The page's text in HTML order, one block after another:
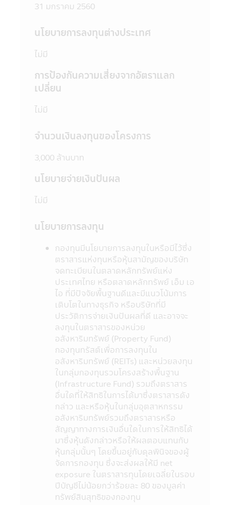
บริษัทจัดการลงทุนในหลักทรัพย์ หรือทรัพย์สิน
กรรมการ ก.ล.ต. กำหนด ทั้งนี้ผู้ที่สนใจจะลงทุน
จัดการในรายละเอียด สามารถขอดูข้อมูลได้ที่
บริษัทจัดการ ผู้สนับสนุนการขายที่ได้รับการแต่ง
ตั้งจากบริษัทจัดการทุกแห่ง และสำนักงานคณะ
กรรมการ ก.ล.ต.
กลุ่มอุตสาหกรรมใดอุตสาหกรรมหนึ่งหรือ
ในหนังสือชี้ชวนให้เข้าใจก่อนตัดสินใจลงทุน
ได้รับชำระเงินค่าขายคืนหน่วยลงทุนภายในระยะ
ลงทุนได้ตามที่มีคำสั่งไว้ หรืออาจได้รับชำระเงิน
กำหนดไว้ในหนังสือชี้ชวน
สินทรัพย์สภาพคล่องได้ตามที่สำนักงานคณะ
ขายคืนหน่วยลงทุนได้ตามที่มีคำสั่งไว้
8. ผู้ลงทุนสามารถตรวจดูข้อมูลที่อาจมีผลต่อ
การตัดสินใจลงทุน เช่น การทำธุรกรรมกับ
บุคคลที่เกี่ยวข้อง (Connected Person) และ
การลงทุนตามอัตราส่วนที่กำหนดใน
วัตถุประสงค์การลงทุน เป็นต้น ได้ที่สำนักงาน
คณะกรรมการ ก.ล.ต. หรือโดยผ่านเครือข่าย
Internet ของสำนักงานคณะกรรมการ ก.ล.ต.
http://www.sec.or.th
9. กองทุนรวมเป็นนิติบุคคลแยกต่างหากจาก
บริษัทจัดการ ดังนั้นบริษัทจัดการจึงไม่มีภาระ
ผูกพันในการชดเชยผลขาดทุนของกองทุนรวม
ทั้งนี้ ผลการดำเนินงานของกองทุนรวม ไม่ได้ขึ้น
อยู่กับสถานะทางการเงินหรือผลการดำเนินงาน
ของบริษัทจัดการ
10. การลงทุนในกองทุนรวมใดๆ ที่มีรายชื่อ
ปรากฏในแอปพลิเคชันผ่านโทรศัพท์มือถือนี้อยู่
ภายใต้การควบคุมของกฎหมายไทยรวมถึงกฎ
ระเบียบ และข้อบังคับต่างๆ ที่กำหนดไว้ตามพระ
ราชบัญญัติหลักทรัพย์ และตลาดหลักทรัพย์
พ.ศ. 2535 (ที่แก้ไขเพิ่มเติม)
11. ข้อมูลในแอปพลิเคชันผ่านโทรศัพท์มือถือ
นี้เป็นข้อมูลทั่วไป ไม่ใช่คำแนะนำหรือความเห็น
31 มกราคม 2560
นโยบายการลงทุนต่างประเทศ
ไม่มี
การป้องกันความเสี่ยงจากอัตราแลก
เปลี่ยน
ไม่มี
จำนวนเงินลงทุนของโครงการ
3,000 ล้านบาท
นโยบายจ่ายเงินปันผล
ไม่มี
นโยบายการลงทุน
กองทุนมีนโยบายการลงทุนในหรือมีไว้ซึ่ง
ตราสารแห่งทุนหรือหุ้นสามัญของบริษัท
จดทะเบียนในตลาดหลักทรัพย์แห่ง
ประเทศไทย หรือตลาดหลักทรัพย์ เอ็ม เอ
ไอ ที่มีปัจจัยพื้นฐานดีและมีแนวโน้มการ
เติบโตในทางธุรกิจ หรือบริษัทที่มี
ประวัติการจ่ายเงินปันผลที่ดี และอาจจะ
ลงทุนในตราสารของหน่วย
อสังหาริมทรัพย์ (Property Fund)
กองทุนทรัสต์เพื่อการลงทุนใน
อสังหาริมทรัพย์ (REITs) และหน่วยลงทุน
ในกลุ่มกองทุนรวมโครงสร้างพื้นฐาน
(Infrastructure Fund) รวมถึงตราสาร
อื่นใดที่ให้สิทธิในการได้มาซึ่งตราสารดัง
กล่าว และหรือหุ้นในกลุ่มอุตสาหกรรม
อสังหาริมทรัพย์รวมถึงตราสารหรือ
สัญญาทางการเงินอื่นใดในการให้สิทธิได้
มาซึ่งหุ้นดังกล่าวหรือให้ผลตอบแทนกับ
หุ้นกลุ่มนั้นๆ โดยขึ้นอยู่กับดุลพินิจของผู้
จัดการกองทุน ซึ่งจะส่งผลให้มี net
exposure ในตราสารทุนโดยเฉลี่ยในรอบ
ปีบัญชีไม่น้อยกว่าร้อยละ 80 ของมูลค่า
ทรัพย์สินสุทธิของกองทุน